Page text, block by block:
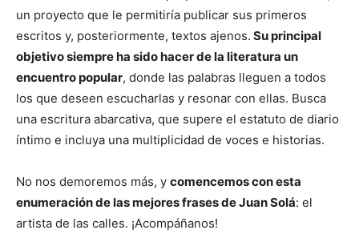
un proyecto que le permitiría publicar sus primeros
escritos y, posteriormente, textos ajenos. Su principal
objetivo siempre ha sido hacer de la literatura un
encuentro popular, donde las palabras lleguen a todos
los que deseen escucharlas y resonar con ellas. Busca
una escritura abarcativa, que supere el estatuto de diario
íntimo e incluya una multiplicidad de voces e historias.
No nos demoremos más, y comencemos con esta
enumeración de las mejores frases de Juan Solá: el
artista de las calles. ¡Acompáñanos!